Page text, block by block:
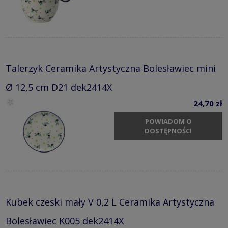
Talerzyk Ceramika Artystyczna Bolesławiec mini
Ø 12,5 cm D21 dek2414X
24,70 zł
POWIADOM O
DOSTĘPNOŚCI
Kubek czeski mały V 0,2 L Ceramika Artystyczna
Bolesławiec K005 dek2414X